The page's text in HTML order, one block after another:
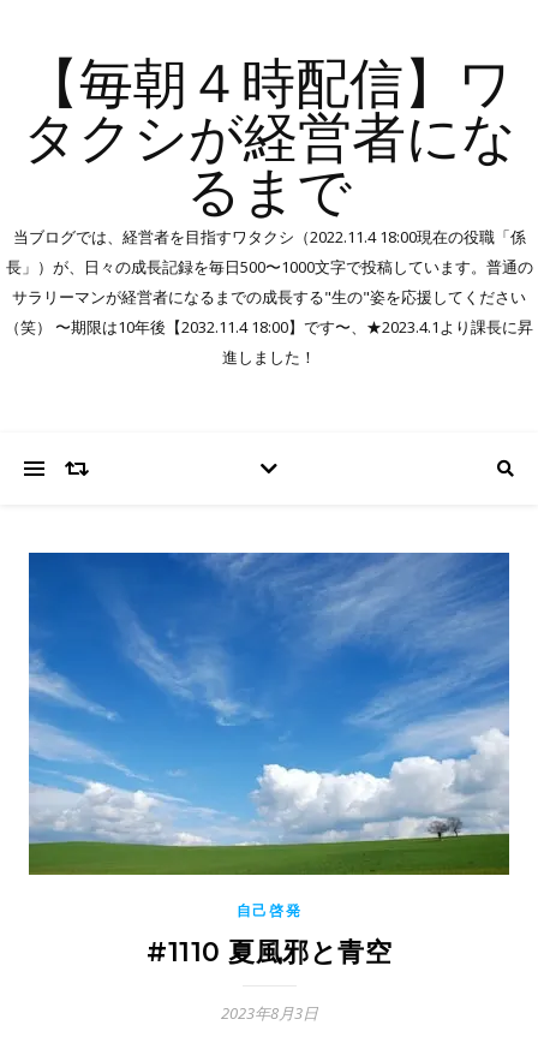
【毎朝４時配信】ワ
タクシが経営者にな
るまで
当ブログでは、経営者を目指すワタクシ（2022.11.4 18:00現在の役職「係
長」）が、日々の成長記録を毎日500〜1000文字で投稿しています。普通の
サラリーマンが経営者になるまでの成長する"生の"姿を応援してください
（笑） 〜期限は10年後【2032.11.4 18:00】です〜、★2023.4.1より課長に昇
進しました！
自己啓発
#1110 夏風邪と青空
2023年8月3日